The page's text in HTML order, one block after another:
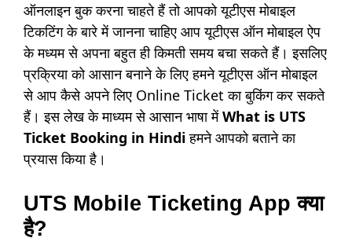
ऑनलाइन बुक करना चाहते हैं तो आपको यूटीएस मोबाइल
टिकटिंग के बारे में जानना चाहिए आप यूटीएस ऑन मोबाइल ऐप
के मध्यम से अपना बहुत ही किमती समय बचा सकते हैं। इसलिए
प्रक्रिया को आसान बनाने के लिए हमने यूटीएस ऑन मोबाइल
से आप कैसे अपने लिए Online Ticket का बुकिंग कर सकते
हैं। इस लेख के माध्यम से आसान भाषा मेंWhat is UTS
Ticket Booking in Hindiहमने आपको बताने का
प्रयास किया है।
UTS Mobile Ticketing App क्या
है?